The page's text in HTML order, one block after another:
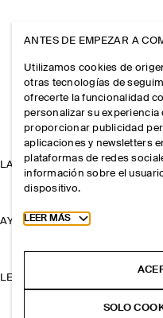
LA EMPRESA
AYUDA
LEGAL
ANTES DE EMPEZAR A
Utilizamos cookies de
otras tecnologías de
ofrecerte la funcionalidad
personalizar su experiencia
proporcionar publicidad
aplicaciones y newsletters
plataformas de redes
información sobre el
dispositivo.
Toggle more cookie
LEER MÁS
SOLO